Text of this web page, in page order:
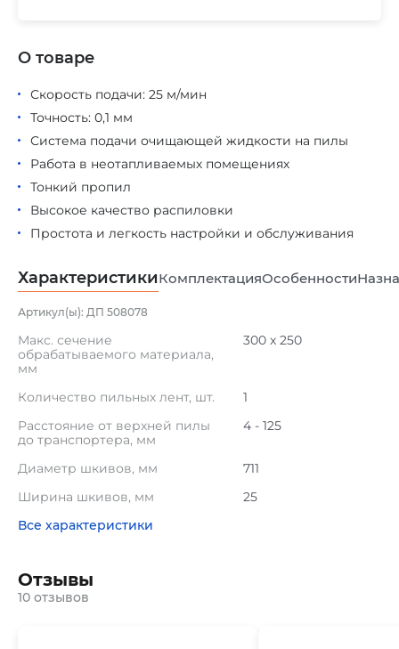
Скорость подачи: 25 м/мин
Точность: 0,1 мм
Система подачи очищающей жидкости на пилы
Работа в неотапливаемых помещениях
Тонкий пропил
Высокое качество распиловки
Простота и легкость настройки и обслуживания
О товаре
ХарактеристикиКомплектацияОсобенности
Артикул(ы): ДП 508078
Макс. сечение
обрабатываемого материала,
мм
300 x 250
Количество пильных лент, шт.
1
Расстояние от верхней пилы
до транспортера, мм
4 - 125
Диаметр шкивов, мм
711
Ширина шкивов, мм
25
Все характеристики
Отзывы
10 отзывов